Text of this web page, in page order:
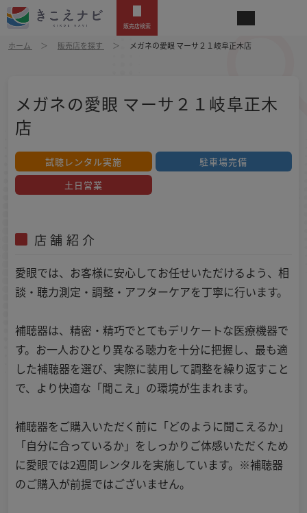
販売店検索
ホーム 販売店を探す メガネの愛眼 マーサ２１岐阜正木店
メガネの愛眼 マーサ２１岐阜正木
店
試聴レンタル実施
駐車場完備
土日営業
店舗紹介
愛眼では、お客様に安心してお任せいただけるよう、相
談・聴力測定・調整・アフターケアを丁寧に行います。
補聴器は、精密・精巧でとてもデリケートな医療機器で
す。お一人おひとり異なる聴力を十分に把握し、最も適
した補聴器を選び、実際に装用して調整を繰り返すこと
で、より快適な「聞こえ」の環境が生まれます。
補聴器をご購入いただく前に「どのように聞こえるか」
「自分に合っているか」をしっかりご体感いただくため
に愛眼では2週間レンタルを実施しています。※補聴器
のご購入が前提ではございません。